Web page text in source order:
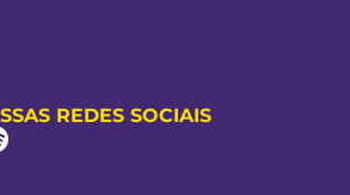
REDES SOCIAIS